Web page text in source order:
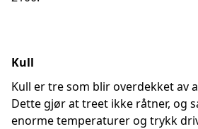
Kull
Kull er tre som blir overdekket av
Dette gjør at treet ikke råtner, og
enorme temperaturer og trykk